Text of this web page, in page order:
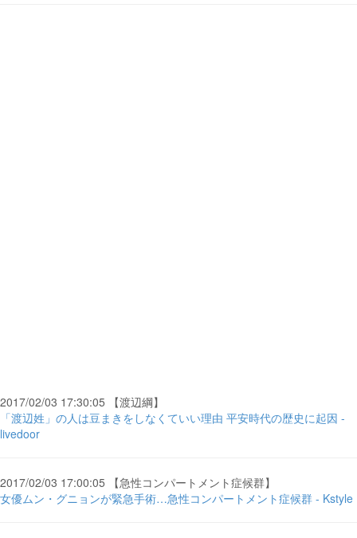
2017/02/03 17:30:05 【渡辺綱】
「渡辺姓」の人は豆まきをしなくていい理由 平安時代の歴史に起因 -
livedoor
2017/02/03 17:00:05 【急性コンパートメント症候群】
女優ムン・グニョンが緊急手術…急性コンパートメント症候群 - Kstyle